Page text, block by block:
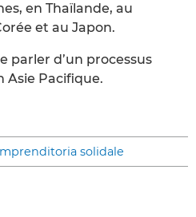
en Thaïlande, au
et au Japon.
parler d’un processus
Asie Pacifique.
solidale